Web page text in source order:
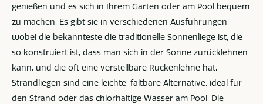
genießen und es sich in Ihrem Garten oder am Pool bequem
zu machen. Es gibt sie in verschiedenen Ausführungen,
wobei die bekannteste die traditionelle Sonnenliege ist, die
so konstruiert ist, dass man sich in der Sonne zurücklehnen
kann, und die oft eine verstellbare Rückenlehne hat.
Strandliegen sind eine leichte, faltbare Alternative, ideal für
den Strand oder das chlorhaltige Wasser am Pool. Die